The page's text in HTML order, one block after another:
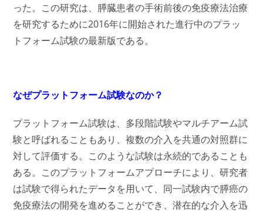
った。この研究は、膵臓患者の手術前後の免疫療法治療
を研究するために2016年に開始された進行中のプラッ
トフォーム試験の最新版である。
なぜプラットフォーム試験なのか？
プラットフォーム試験は、多段階試験やマルチアーム試
験と呼ばれることもあり、複数の介入を共通の対照群に
対して評価する。このような試験は永続的であることも
ある。このプラットフォームアプローチにより、研究者
は試験で得られたデータを用いて、同一試験内で膵癌の
免疫療法の開発を進めることができ、潜在的な介入を迅